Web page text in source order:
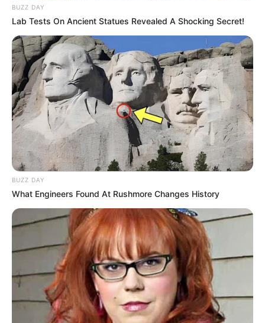
Bertasee, der Margaretensee und die Regattabahn.
Informationen unterwww.sportpark-duisburg.de.
Ausflugsziele, Sehenswürdigkeiten,
Freizeitangeboteund Museen in und im Umkreis
von Duisburg:
Gaststätten in Duisburg
Umkreissuche Tourismus Duisburg
Museen in und um Duisburg
Kinderausflugsziele für Duisburg
Kindergeburtstag feiern
Schlösser und Burgen in und um Duisburg
Tagesausflugsziele für Duisburg
Bademöglichkeiten
Wandern
Kinoprogramm
Angebote für Behinderte
BUZZ DAY
Lab Tests On Ancient Statues Revealed A Shocking Secret!
BUZZ DAY
What Engineers Found At Rushmore Changes History